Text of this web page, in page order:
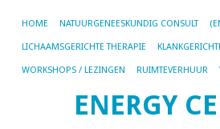
HOME NATUURGENEESKUNDIG CONSULT
LICHAAMSGERICHTE THERAPIE
WORKSHOPS / LEZINGEN RUIMTEVERHUUR
ENERGY